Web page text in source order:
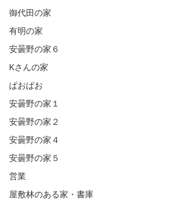
御代田の家
有明の家
安曇野の家６
Kさんの家
ぱおぱお
安曇野の家１
安曇野の家２
安曇野の家４
安曇野の家５
営業
屋敷林のある家・書庫